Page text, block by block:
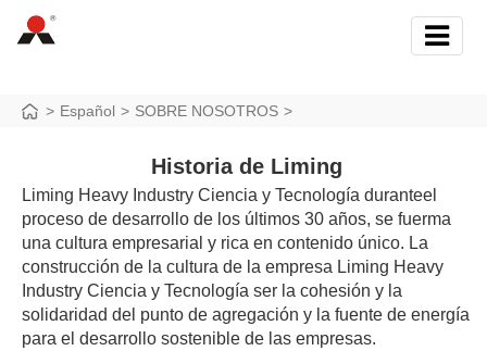
> Español > SOBRE NOSOTROS >
Historia de Liming
Liming Heavy Industry Ciencia y Tecnología duranteel
proceso de desarrollo de los últimos 30 años, se fuerma
una cultura empresarial y rica en contenido único. La
construcción de la cultura de la empresa Liming Heavy
Industry Ciencia y Tecnología ser la cohesión y la
solidaridad del punto de agregación y la fuente de energía
para el desarrollo sostenible de las empresas.